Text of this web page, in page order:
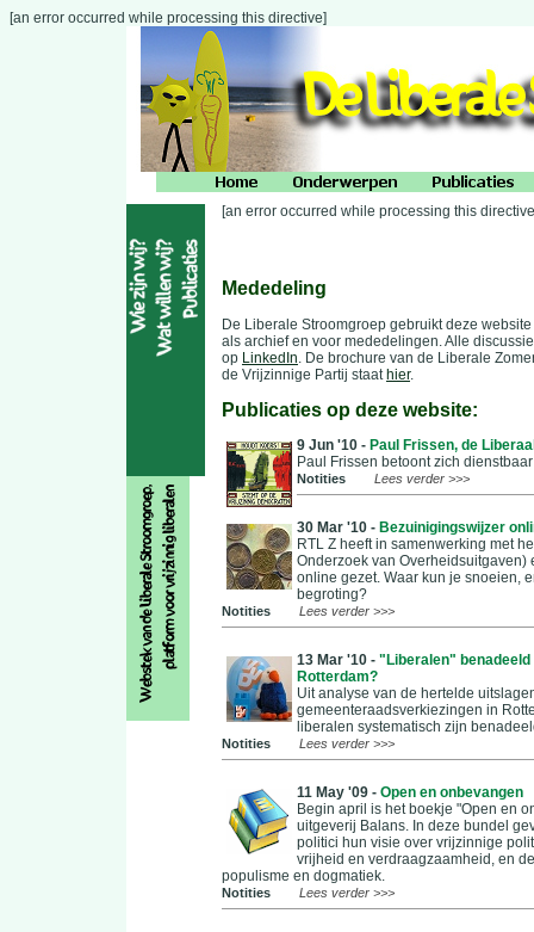
[an error occurred while processing this directive]
[an error occurred while processing this
Mededeling
De Liberale Stroomgroep gebruikt deze
als archief en voor mededelingen. Alle
op LinkedIn . De brochure van de Liberale
de Vrijzinnige Partij staat hier.
Publicaties op deze website:
9 Jun '10 - Paul Frissen, de
Paul Frissen betoont zich
Notities Lees verder >>>
30 Mar '10 - Bezuinigingswijzer
RTL Z heeft in samenwerking met
Onderzoek van
online gezet. Waar kun je snoeien,
begroting?
Notities Lees verder >>>
13 Mar '10 - "Liberalen"
Rotterdam?
Uit analyse van de hertelde
gemeenteraadsverkiezingen in
liberalen systematisch zijn
Notities Lees verder >>>
11 May '09 - Open en onbevangen
Begin april is het boekje "Open en
uitgeverij Balans. In deze bundel
politici hun visie over vrijzinnige
vrijheid en verdraagzaamheid, en
populisme en dogmatiek.
Notities Lees verder >>>